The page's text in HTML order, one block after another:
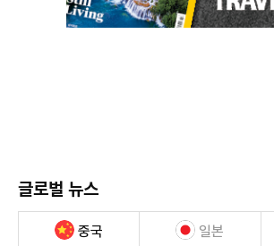
글로벌 뉴스
중국 일본